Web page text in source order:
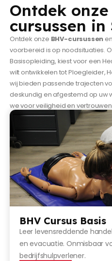
Ontdek onze
cursussen in
Ontdek onze BHV-cursussen
voorbereid is op noodsituaties.
Basisopleiding, kiest voor een
wilt ontwikkelen tot Ploegleider,
wij bieden passende trajecten
deskundig en afgestemd op uw
we voor veiligheid en
BHV Cursus Basis
Leer levensreddende
en evacuatie. Onmisbaar
bedrijfshulpverlener.